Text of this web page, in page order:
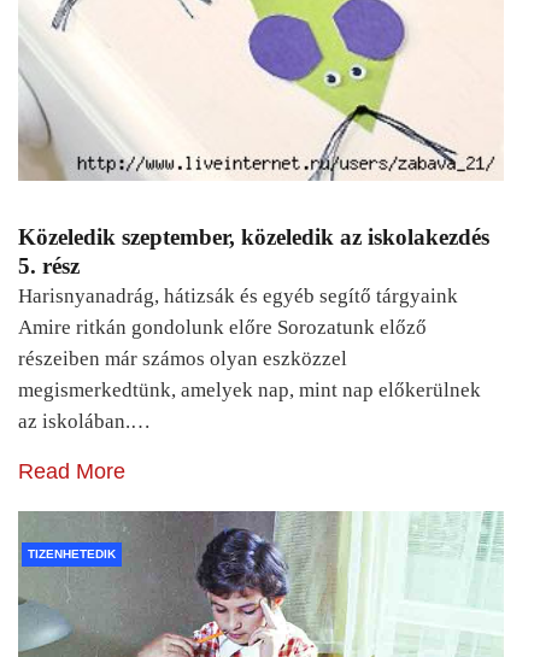
Közeledik szeptember, közeledik az iskolakezdés
5. rész
Harisnyanadrág, hátizsák és egyéb segítő tárgyaink
Amire ritkán gondolunk előre Sorozatunk előző
részeiben már számos olyan eszközzel
megismerkedtünk, amelyek nap, mint nap előkerülnek
az iskolában.…
Read More
TIZENHETEDIK